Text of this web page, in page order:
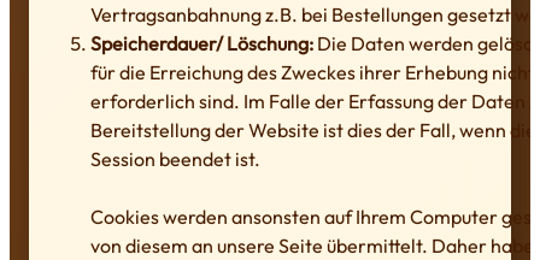
Vertragsanbahnung z.B. bei Bestellungen gesetzt
Speicherdauer/ Löschung: Die Daten werden
für die Erreichung des Zweckes ihrer Erhebung
erforderlich sind. Im Falle der Erfassung der Daten
Bereitstellung der Website ist dies der Fall, wenn
Session beendet ist.
Cookies werden ansonsten auf Ihrem Computer
von diesem an unsere Seite übermittelt. Daher